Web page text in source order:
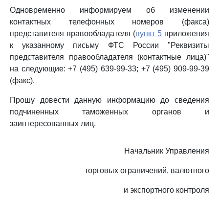
Одновременно информируем об изменении
контактных телефонных номеров (факса)
представителя правообладателя (пункт 5 приложения
к указанному письму ФТС России "Реквизиты
представителя правообладателя (контактные лица)"
на следующие: +7 (495) 639-99-33; +7 (495) 909-99-39
(факс).
Прошу довести данную информацию до сведения
подчиненных таможенных органов и
заинтересованных лиц.
Начальник Управления
торговых ограничений, валютного
и экспортного контроля